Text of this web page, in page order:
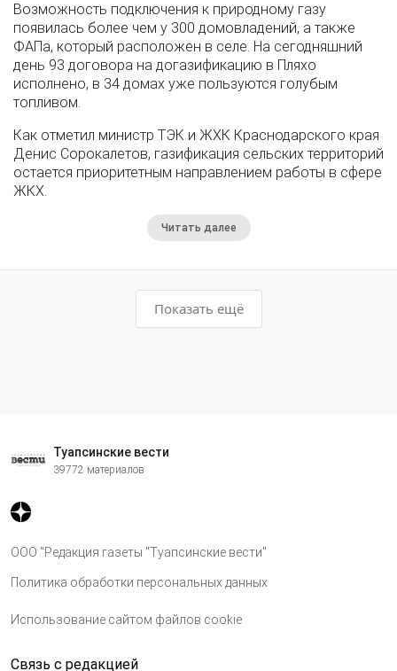
Возможность подключения к природному газу
появилась более чем у 300 домовладений, а также
ФАПа, который расположен в селе. На сегодняшний
день 93 договора на догазификацию в Пляхо
исполнено, в 34 домах уже пользуются голубым
топливом.
Как отметил министр ТЭК и ЖХК Краснодарского края
Денис Сорокалетов, газификация сельских территорий
остается приоритетным направлением работы в сфере
ЖКХ.
Читать далее
Показать ещё
Туапсинские вести
39772 материалов
ООО "Редакция газеты "Туапсинские вести"
Политика обработки персональных данных
Использование сайтом файлов cookie
Связь с редакцией